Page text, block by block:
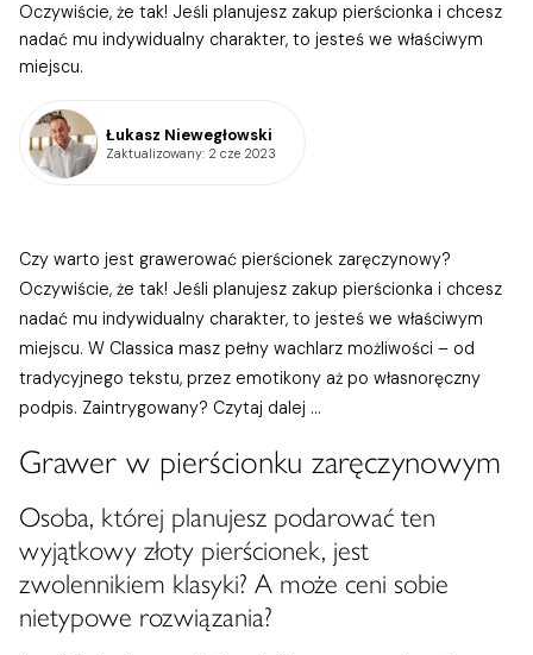
Oczywiście, że tak! Jeśli planujesz zakup pierścionka i chcesz
nadać mu indywidualny charakter, to jesteś we właściwym
miejscu.
Łukasz Niewegłowski
Zaktualizowany: 2 cze 2023
Czy warto jest grawerować pierścionek zaręczynowy?
Oczywiście, że tak! Jeśli planujesz zakup pierścionka i chcesz
nadać mu indywidualny charakter, to jesteś we właściwym
miejscu. W Classica masz pełny wachlarz możliwości – od
tradycyjnego tekstu, przez emotikony aż po własnoręczny
podpis. Zaintrygowany? Czytaj dalej ...
Grawer w pierścionku zaręczynowym
Osoba, której planujesz podarować ten
wyjątkowy złoty pierścionek, jest
zwolennikiem klasyki? A może ceni sobie
nietypowe rozwiązania?